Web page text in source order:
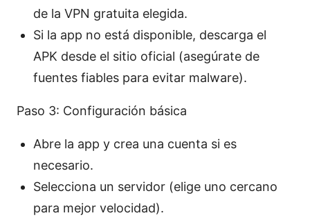
de la VPN gratuita elegida.
Si la app no está disponible, descarga el
APK desde el sitio oficial (asegúrate de
fuentes fiables para evitar malware).
Paso 3: Configuración básica
Abre la app y crea una cuenta si es
necesario.
Selecciona un servidor (elige uno cercano
para mejor velocidad).